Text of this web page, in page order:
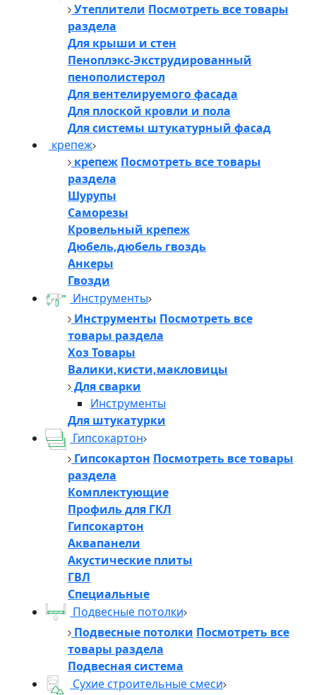
Утеплители Посмотреть все товары
раздела
Для крыши и стен
Пеноплэкс-Экструдированный
пенополистерол
Для вентелируемого фасада
Для плоской кровли и пола
Для системы штукатурный фасад
крепеж
крепеж Посмотреть все товары
раздела
Шурупы
Саморезы
Кровельный крепеж
Дюбель,дюбель гвоздь
Анкеры
Гвозди
Инструменты
Инструменты Посмотреть все
товары раздела
Хоз Товары
Валики,кисти,макловицы
Для сварки
Инструменты
Для штукатурки
Гипсокартон
Гипсокартон Посмотреть все товары
раздела
Комплектующие
Профиль для ГКЛ
Гипсокартон
Аквапанели
Акустические плиты
ГВЛ
Специальные
Подвесные потолки
Подвесные потолки Посмотреть все
товары раздела
Подвесная система
Сухие строительные смеси